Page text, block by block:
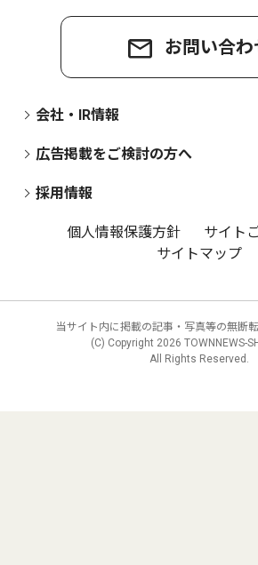
お問い合わ
会社・IR情報
広告掲載をご検討の方へ
採用情報
個人情報保護方針
サイト
サイトマップ
当サイト内に掲載の記事・写真等の無断転
(C) Copyright 2026 TOWNNEWS-
All Rights Reserved.